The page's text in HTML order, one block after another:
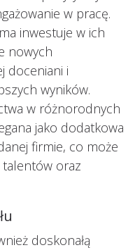
w pracę.
inwestuje w ich
nowych
doceniani i
wyników.
w różnorodnych
jako dodatkowa
firmie, co może
talentów oraz
doskonałą